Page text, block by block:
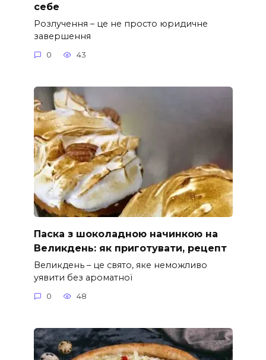
себе
Розлучення – це не просто юридичне
завершення
0 43
Паска з шоколадною начинкою на
Великдень: як приготувати, рецепт
Великдень – це свято, яке неможливо
уявити без ароматної
0 48